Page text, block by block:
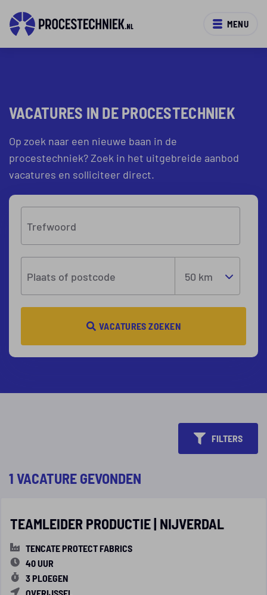
MENU
VACATURES IN DE PROCESTECHNIEK
Op zoek naar een nieuwe baan in de
procestechniek? Zoek in het uitgebreide aanbod
vacatures en solliciteer direct.
Trefwoord
Plaats of postcode
VACATURES ZOEKEN
FILTERS
1 VACATURE GEVONDEN
TEAMLEIDER PRODUCTIE | NIJVERDAL
TENCATE PROTECT FABRICS
40 UUR
3 PLOEGEN